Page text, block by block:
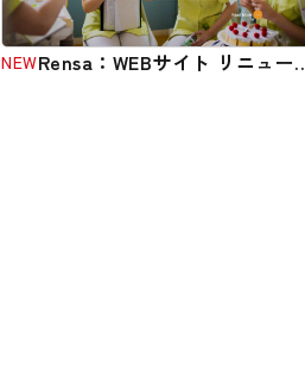
NEWRensa：WEBサイト リニュー